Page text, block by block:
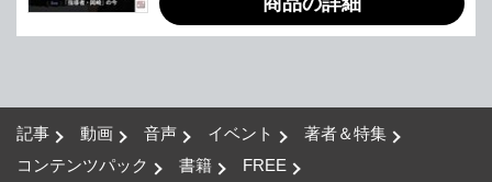
記事 動画 音声 イベント
著者＆特集
コンテンツパック
書籍 FREE